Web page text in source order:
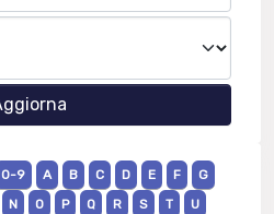
0-9 A B C D E F
G
N O P Q R S T
U